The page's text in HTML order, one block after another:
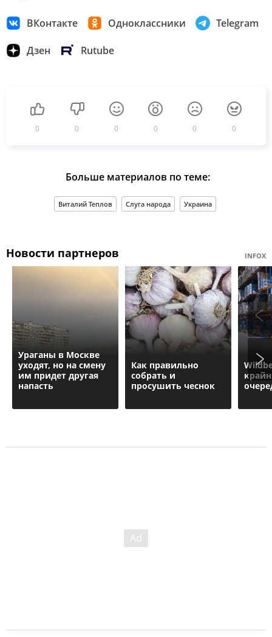
ВКонтакте Одноклассники Telegram
Дзен Rutube
0 0 0 0 0 0
Больше материалов по теме:
Виталий Теплов Слуга народа Украина
Новости партнеров INFOX
Ураганы в Москве
уходят, но на смену
им придет другая
напасть
Как правильно
собрать и
просушить чеснок